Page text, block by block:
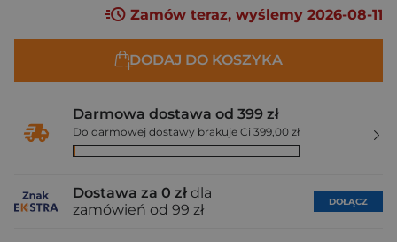
Zamów teraz, wyślemy 2026-08-11
DODAJ DO KOSZYKA
Darmowa dostawa od 399 zł
Do darmowej dostawy brakuje Ci 399,00 zł
Dostawa za 0 zł dla
zamówień od 99 zł
DOŁĄCZ